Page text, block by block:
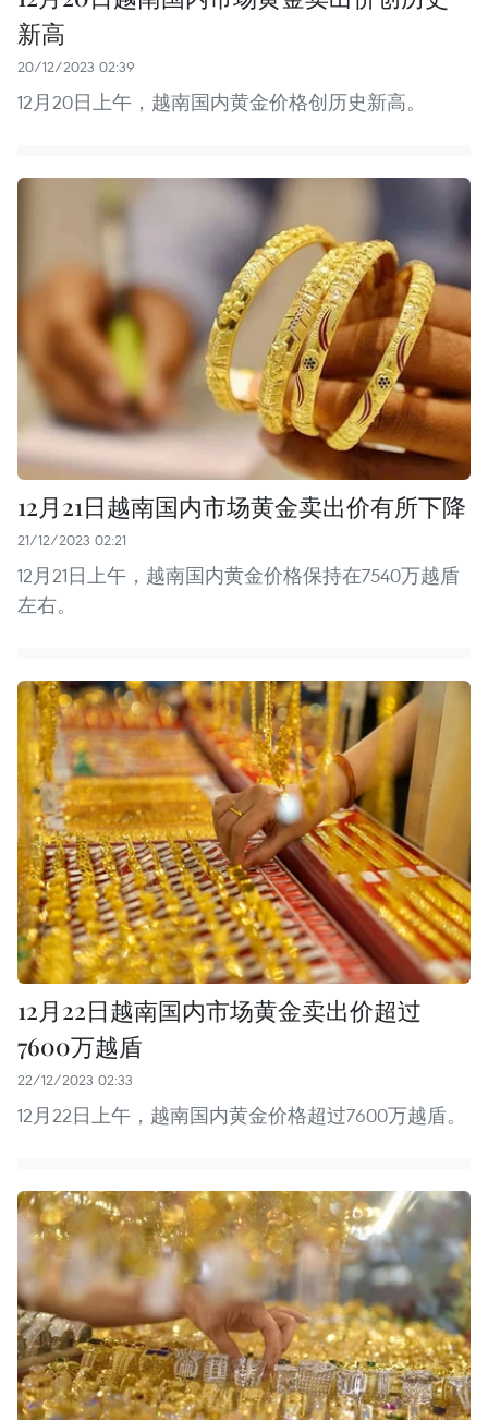
新高
20/12/2023 02:39
12月20日上午，越南国内黄金价格创历史新高。
12月21日越南国内市场黄金卖出价有所下降
21/12/2023 02:21
12月21日上午，越南国内黄金价格保持在7540万越盾
左右。
12月22日越南国内市场黄金卖出价超过
7600万越盾
22/12/2023 02:33
12月22日上午，越南国内黄金价格超过7600万越盾。